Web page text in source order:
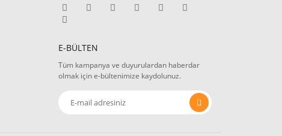
E-BÜLTEN
Tüm kampanya ve duyurulardan haberdar
olmak için e-bültenimize kaydolunuz.